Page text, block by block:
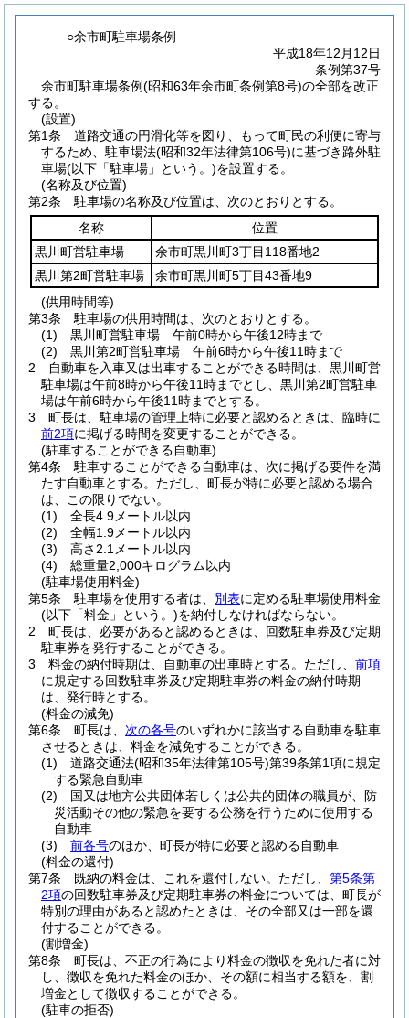
○余市町駐車場条例
平成18年12月12日
条例第37号
余市町駐車場条例(昭和63年余市町条例第8号)の全部を改正
する。
(設置)
第1条
道路交通の円滑化等を図り、もって町民の利便に寄与
するため、駐車場法(昭和32年法律第106号)に基づき路外駐
車場(以下「駐車場」という。)を設置する。
(名称及び位置)
第2条
駐車場の名称及び位置は、次のとおりとする。
名称
位置
黒川町営駐車場
余市町黒川町3丁目118番地2
黒川第2町営駐車場
余市町黒川町5丁目43番地9
(供用時間等)
第3条
駐車場の供用時間は、次のとおりとする。
(1)
黒川町営駐車場 午前0時から午後12時まで
(2)
黒川第2町営駐車場 午前6時から午後11時まで
2
自動車を入車又は出車することができる時間は、黒川町営
駐車場は午前8時から午後11時までとし、黒川第2町営駐車
場は午前6時から午後11時までとする。
3
町長は、駐車場の管理上特に必要と認めるときは、臨時に
前2項に掲げる時間を変更することができる。
(駐車することができる自動車)
第4条
駐車することができる自動車は、次に掲げる要件を満
たす自動車とする。 ただし、町長が特に必要と認める場合
は、この限りでない。
(1)
全長4.9メートル以内
(2)
全幅1.9メートル以内
(3)
高さ2.1メートル以内
(4)
総重量2,000キログラム以内
(駐車場使用料金)
第5条
駐車場を使用する者は、 別表に定める駐車場使用料金
(以下「料金」という。)を納付しなければならない。
2
町長は、必要があると認めるときは、回数駐車券及び定期
駐車券を発行することができる。
3
料金の納付時期は、自動車の出車時とする。 ただし、 前項
に規定する回数駐車券及び定期駐車券の料金の納付時期
は、発行時とする。
(料金の減免)
第6条
町長は、 次の各号のいずれかに該当する自動車を駐車
させるときは、料金を減免することができる。
(1)
道路交通法(昭和35年法律第105号)第39条第1項に規定
する緊急自動車
(2)
国又は地方公共団体若しくは公共的団体の職員が、防
災活動その他の緊急を要する公務を行うために使用する
自動車
(3)
前各号のほか、町長が特に必要と認める自動車
(料金の還付)
第7条
既納の料金は、これを還付しない。 ただし、 第5条第
2項の回数駐車券及び定期駐車券の料金については、町長が
特別の理由があると認めたときは、その全部又は一部を還
付することができる。
(割増金)
第8条
町長は、不正の行為により料金の徴収を免れた者に対
し、徴収を免れた料金のほか、その額に相当する額を、割
増金として徴収することができる。
(駐車の拒否)